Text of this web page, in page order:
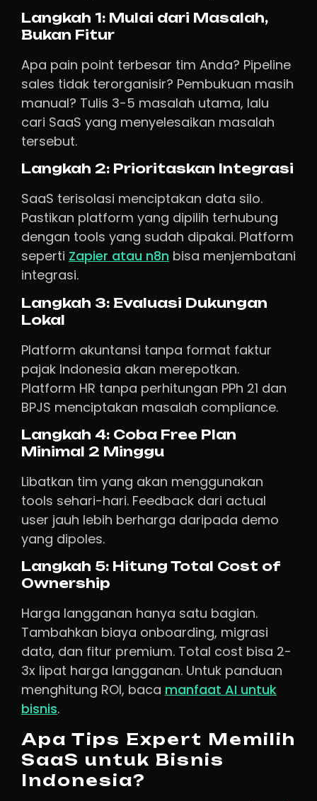
Langkah 1: Mulai dari Masalah,
Bukan Fitur
Apa pain point terbesar tim Anda? Pipeline
sales tidak terorganisir? Pembukuan masih
manual? Tulis 3-5 masalah utama, lalu
cari SaaS yang menyelesaikan masalah
tersebut.
Langkah 2: Prioritaskan Integrasi
SaaS terisolasi menciptakan data silo.
Pastikan platform yang dipilih terhubung
dengan tools yang sudah dipakai. Platform
seperti Zapier atau n8n bisa menjembatani
integrasi.
Langkah 3: Evaluasi Dukungan
Lokal
Platform akuntansi tanpa format faktur
pajak Indonesia akan merepotkan.
Platform HR tanpa perhitungan PPh 21 dan
BPJS menciptakan masalah compliance.
Langkah 4: Coba Free Plan
Minimal 2 Minggu
Libatkan tim yang akan menggunakan
tools sehari-hari. Feedback dari actual
user jauh lebih berharga daripada demo
yang dipoles.
Langkah 5: Hitung Total Cost of
Ownership
Harga langganan hanya satu bagian.
Tambahkan biaya onboarding, migrasi
data, dan fitur premium. Total cost bisa 2-
3x lipat harga langganan. Untuk panduan
menghitung ROI, baca manfaat AI untuk
bisnis.
Apa Tips Expert Memilih
SaaS untuk Bisnis
Indonesia?